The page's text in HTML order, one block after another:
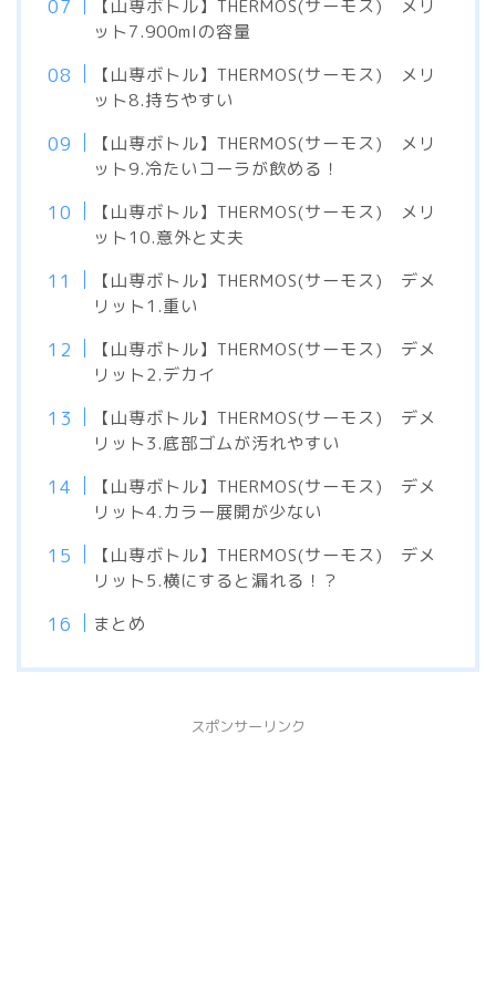
【山専ボトル】THERMOS(サーモス) メリ
ット7.900mlの容量
【山専ボトル】THERMOS(サーモス) メリ
ット8.持ちやすい
【山専ボトル】THERMOS(サーモス) メリ
ット9.冷たいコーラが飲める！
【山専ボトル】THERMOS(サーモス) メリ
ット10.意外と丈夫
【山専ボトル】THERMOS(サーモス) デメ
リット1.重い
【山専ボトル】THERMOS(サーモス) デメ
リット2.デカイ
【山専ボトル】THERMOS(サーモス) デメ
リット3.底部ゴムが汚れやすい
【山専ボトル】THERMOS(サーモス) デメ
リット4.カラー展開が少ない
【山専ボトル】THERMOS(サーモス) デメ
リット5.横にすると漏れる！？
まとめ
スポンサーリンク